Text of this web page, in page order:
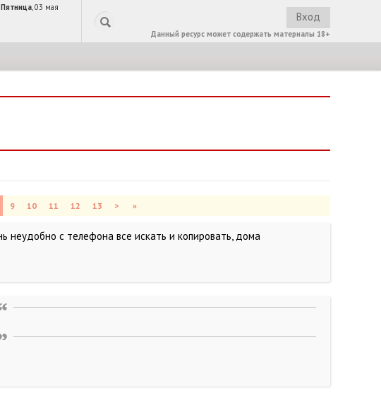
Пятница, 03 мая
Вход
Данный ресурс может содержать материалы 18+
9 10 11 12 13 > »
неудобно с телефона все искать и копировать, дома